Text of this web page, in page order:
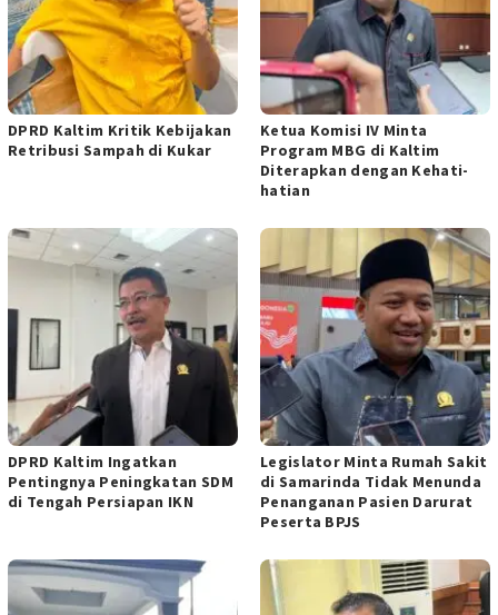
DPRD Kaltim Kritik Kebijakan
Retribusi Sampah di Kukar
Ketua Komisi IV Minta
Program MBG di Kaltim
Diterapkan dengan Kehati-
hatian
DPRD Kaltim Ingatkan
Pentingnya Peningkatan SDM
di Tengah Persiapan IKN
Legislator Minta Rumah Sakit
di Samarinda Tidak Menunda
Penanganan Pasien Darurat
Peserta BPJS